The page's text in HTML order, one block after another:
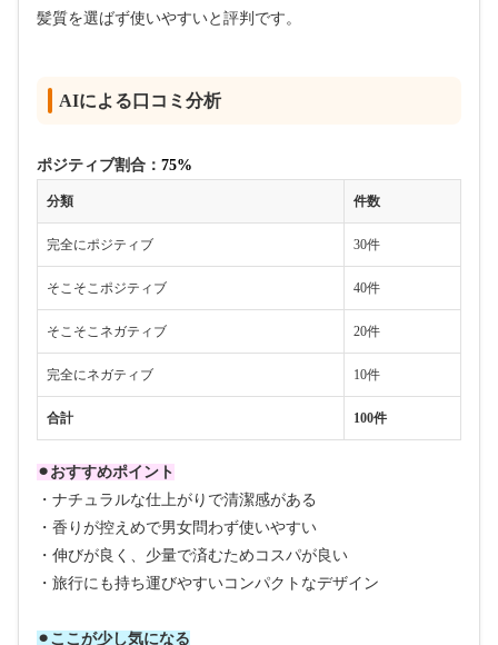
髪質を選ばず使いやすいと評判です。
AIによる口コミ分析
ポジティブ割合： 75%
分類 件数
完全にポジティブ 30件
そこそこポジティブ 40件
そこそこネガティブ 20件
完全にネガティブ 10件
合計 100件
⚫︎おすすめポイント
・ナチュラルな仕上がりで清潔感がある
・香りが控えめで男女問わず使いやすい
・伸びが良く、少量で済むためコスパが良い
・旅行にも持ち運びやすいコンパクトなデザイン
⚫︎ここが少し気になる